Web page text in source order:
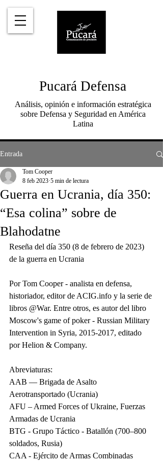
Pucará Defensa
Análisis, opinión e información estratégica
sobre Defensa y Seguridad en América
Latina
Entrada
Guerra en Ucrania, día 350:
“Esa colina” sobre de
Blahodatne
Tom Cooper
8 feb 2023 5 min de lectura
Reseña del día 350 (8 de febrero de 2023)
de la guerra en Ucrania
Por Tom Cooper - analista en defensa,
historiador, editor de ACIG.info y la serie de
libros @War. Entre otros, es autor del libro
Moscow's game of poker - Russian Military
Intervention in Syria, 2015-2017, editado
por Helion & Company.
Abreviaturas:
AAB — Brigada de Asalto
Aerotransportado (Ucrania)
AFU – Armed Forces of Ukraine, Fuerzas
Armadas de Ucrania
BTG - Grupo Táctico - Batallón (700–800
soldados, Rusia)
CAA - Ejército de Armas Combinadas